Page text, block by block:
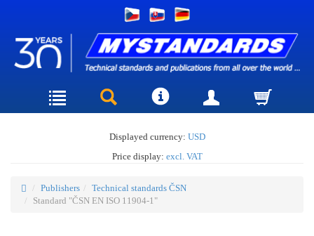
Displayed currency: USD
Price display: excl. VAT
Publishers
Technical standards ČSN
Standard "ČSN EN ISO 11904-1"